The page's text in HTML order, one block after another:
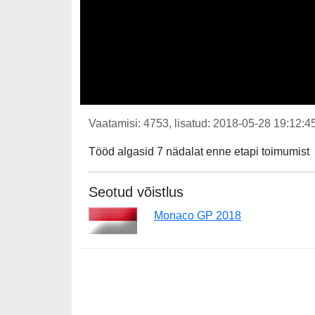
Vaatamisi: 4753, lisatud: 2018-05-28
Tööd algasid 7 nädalat enne etapi toimumist
Seotud võistlus
Monaco GP 2018